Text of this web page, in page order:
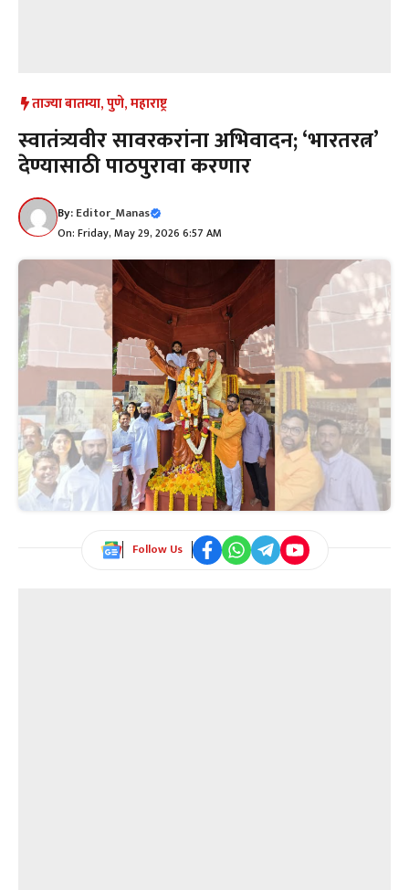
ताज्या बातम्या,पुणे,महाराष्ट्र
स्वातंत्र्यवीर सावरकरांना अभिवादन; ‘भारतरत्न’
देण्यासाठी पाठपुरावा करणार
By:Editor_Manas
On: Friday, May 29, 2026 6:57 AM
Follow Us